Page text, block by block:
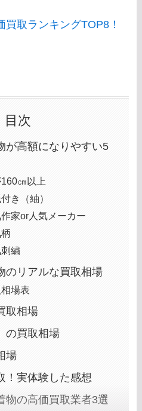
買取ランキングTOP8！
目次
が高額になりやすい5
㎝以上
き（紬）
家or人気メーカー
繍
のリアルな買取相場
場表
取相場
の買取相場
場
！実体験した感想
物の高価買取業者3選